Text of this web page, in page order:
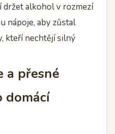
alkohol v rozmezí
nápoje, aby zůstal
kteří nechtějí silný
a přesné
domácí